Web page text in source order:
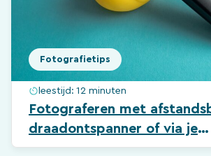
Fotografietips
leestijd: 12 minuten
Fotograferen met
draadontspanner of via je
smartphone: wanneer is dit